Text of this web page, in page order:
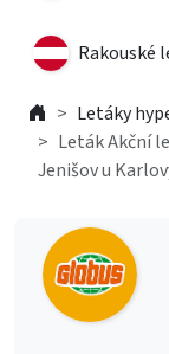
Rakouské
Letáky
Leták Akční
Jenišov u